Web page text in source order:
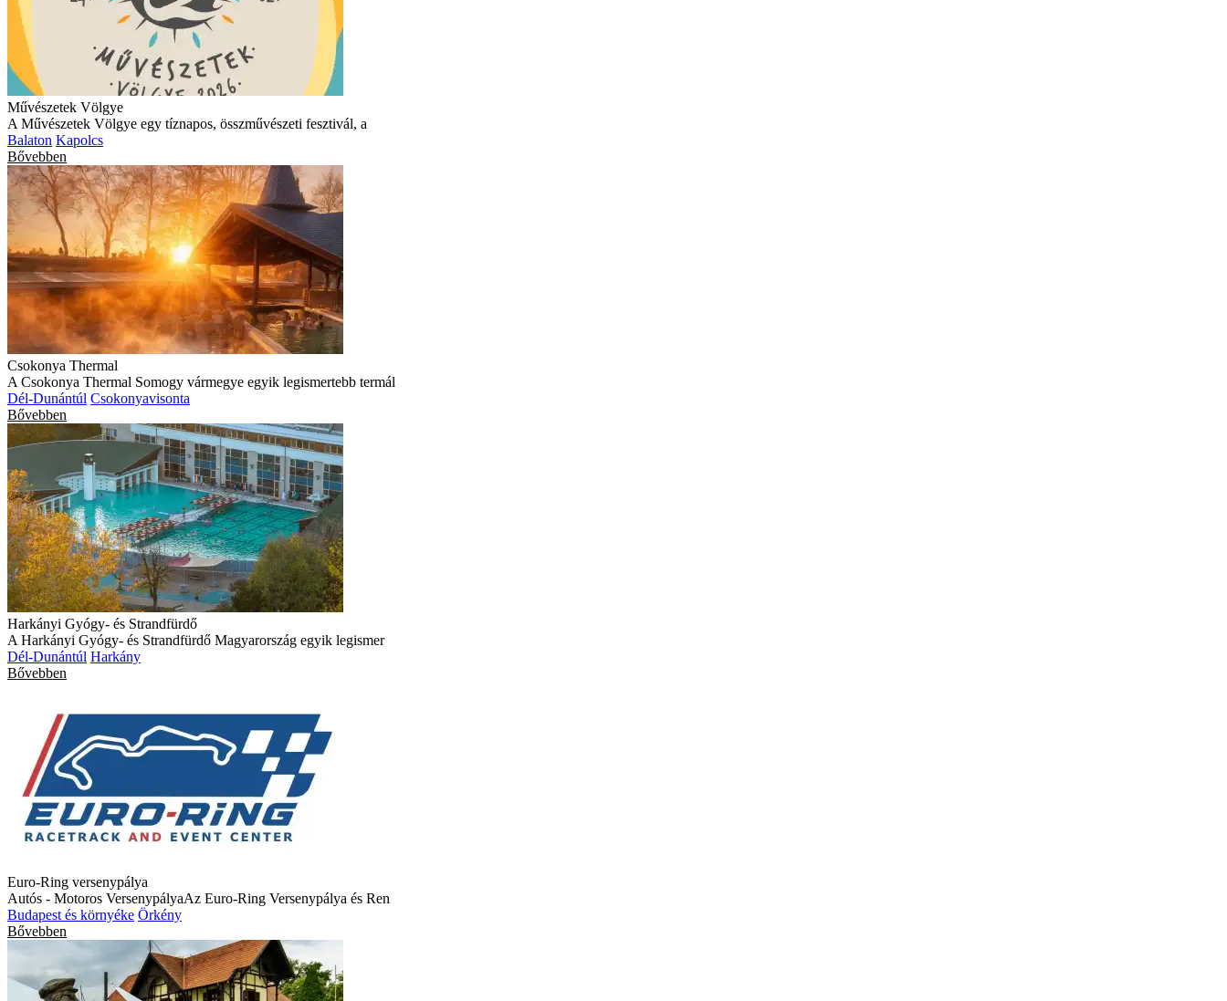
Művészetek Völgye
A Művészetek Völgye egy tíznapos, összművészeti fesztivál, a
Balaton Kapolcs
Bővebben
Csokonya Thermal
A Csokonya Thermal Somogy vármegye egyik legismertebb termál
Dél-Dunántúl Csokonyavisonta
Bővebben
Harkányi Gyógy- és Strandfürdő
A Harkányi Gyógy- és Strandfürdő Magyarország egyik legismer
Dél-Dunántúl Harkány
Bővebben
Euro-Ring versenypálya
Autós - Motoros VersenypályaAz Euro-Ring Versenypálya és Ren
Budapest és környéke Örkény
Bővebben